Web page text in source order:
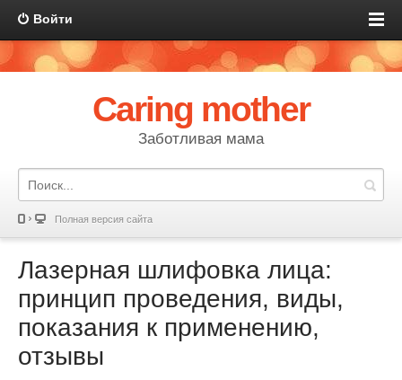
Войти
Caring mother
Заботливая мама
Полная версия сайта
Лазерная шлифовка лица:
принцип проведения, виды,
показания к применению,
отзывы